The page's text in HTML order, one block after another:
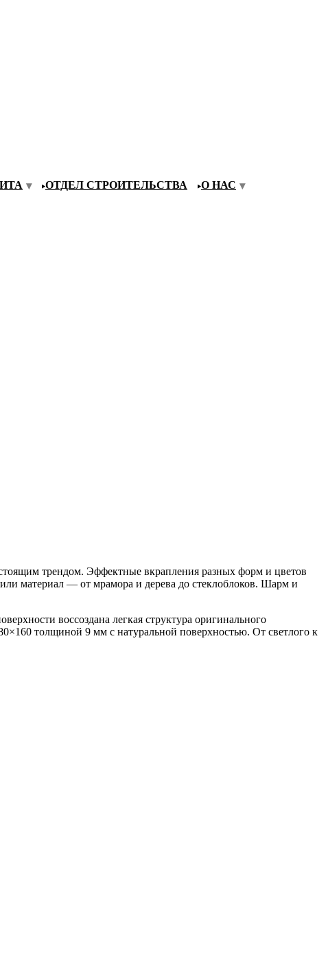
ОТДЕЛ СТРОИТЕЛЬСТВА
О НАС
трендом. Эффектные вкрапления разных форм и цветов
материал — от мрамора и дерева до стеклоблоков. Шарм и
воссоздана легкая структура оригинального
толщиной 9 мм с натуральной поверхностью. От светлого к